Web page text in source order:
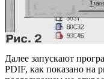
Далее запускают
PDIF, как показано на